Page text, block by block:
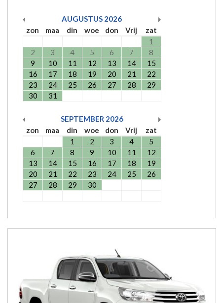
AUGUSTUS 2026
zon
maa din woe don Vrij
zat
1
2
3 4 5 6 7
8
9
10 11 12 13 14
15
16
17 18 19 20 21
22
23
24 25 26 27 28
29
30
31
SEPTEMBER 2026
zon
maa din woe don Vrij
zat
1
2 3 4
5
6
7 8 9 10 11
12
13
14 15 16 17 18
19
20
21 22 23 24 25
26
27
28 29 30